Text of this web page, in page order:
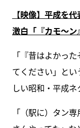
【映像】平成を
激白「『カモ〜ン
「『昔はよかっ
てください」と
しい昭和・平成ネ
「（駅に）タン